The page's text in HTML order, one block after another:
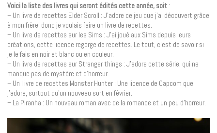
Voici la liste des livres qui seront édités cette année, soit :
– Un livre de recettes Elder Scroll : J’adore ce jeu que j’ai découvert grâce
à mon frère, donc je voulais faire un livre de recettes.
– Un livre de recettes sur les Sims : J’ai joué aux Sims depuis leurs
créations, cette licence regorge de recettes. Le tout, c’est de savoir si
je le fais en noir et blanc ou en couleur.
– Un livre de recettes sur Stranger things : J’adore cette série, qui ne
manque pas de mystère et d’horreur.
– Un l ivre de recettes Monster Hunter : Une licence de Capcom que
j’adore, surtout qu’un nouveau sort en février.
– La Piranha : Un nouveau roman avec de la romance et un peu d’horreur.